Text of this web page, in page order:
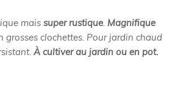
mais super rustique. Magnifique
grosses clochettes. Pour jardin chaud
À cultiver au jardin ou en pot.